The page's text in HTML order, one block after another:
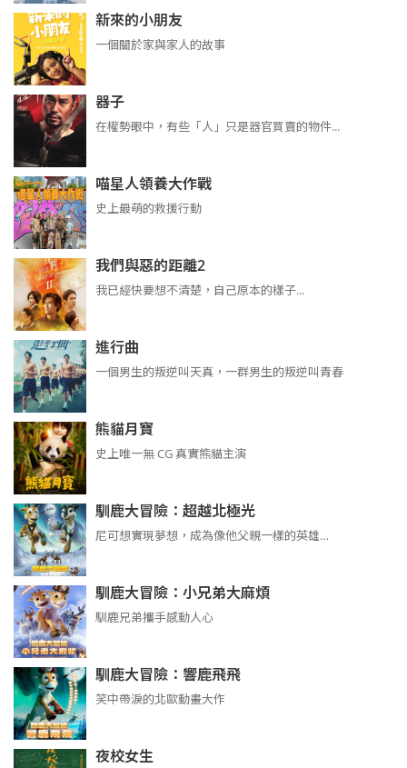
新來的小朋友
一個關於家與家人的故事
器子
在權勢眼中，有些「人」只是器官買賣的物件...
喵星人領養大作戰
史上最萌的救援行動
我們與惡的距離2
我已經快要想不清楚，自己原本的樣子...
進行曲
​​​一個男生的叛逆叫天真，一群男生的叛逆叫青春
熊貓月寶
史上唯一無 CG 真實熊貓主演
馴鹿大冒險：超越北極光
尼可想實現夢想，成為像他父親一樣的英雄…
馴鹿大冒險：小兄弟大麻煩
馴鹿兄弟攜手感動人心
馴鹿大冒險：響鹿飛飛
笑中帶淚的北歐動畫大作
夜校女生